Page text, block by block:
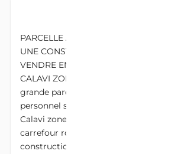
PARCELLE AVEC TF PERSONNEL
UNE CONSTRUCTION LOCATIVE
VENDRE EN 3ème POSITION DU
CALAVI ZOPAH EREVAN. Disponible en
grande parcelle de 535m² ayant un
personnel située en 3ème position du
Calavi zone EREVAN non loin du
carrefour rond point Kérékou,
construction locative inachevée niveau